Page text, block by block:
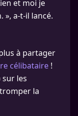
et moi je
», a-t-il lancé.
à partager
célibataire !
les
la